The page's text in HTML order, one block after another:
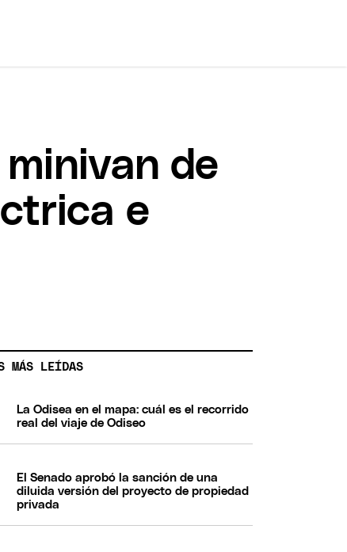
de
e
MÁS LEÍDAS
La Odisea en el mapa: cuál es el recorrido
real del viaje de Odiseo
El Senado aprobó la sanción de una
diluida versión del proyecto de propiedad
privada